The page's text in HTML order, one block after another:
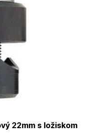
22mm s ložiskom